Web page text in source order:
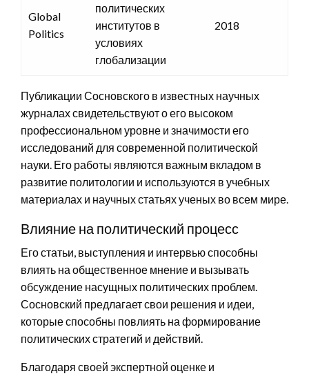
Global
Politics
политических
институтов в
условиях
глобализации
2018
Публикации Сосновского в известных научных
журналах свидетельствуют о его высоком
профессиональном уровне и значимости его
исследований для современной политической
науки. Его работы являются важным вкладом в
развитие политологии и используются в учебных
материалах и научных статьях ученых во всем мире.
Влияние на политический процесс
Его статьи, выступления и интервью способны
влиять на общественное мнение и вызывать
обсуждение насущных политических проблем.
Сосновский предлагает свои решения и идеи,
которые способны повлиять на формирование
политических стратегий и действий.
Благодаря своей экспертной оценке и